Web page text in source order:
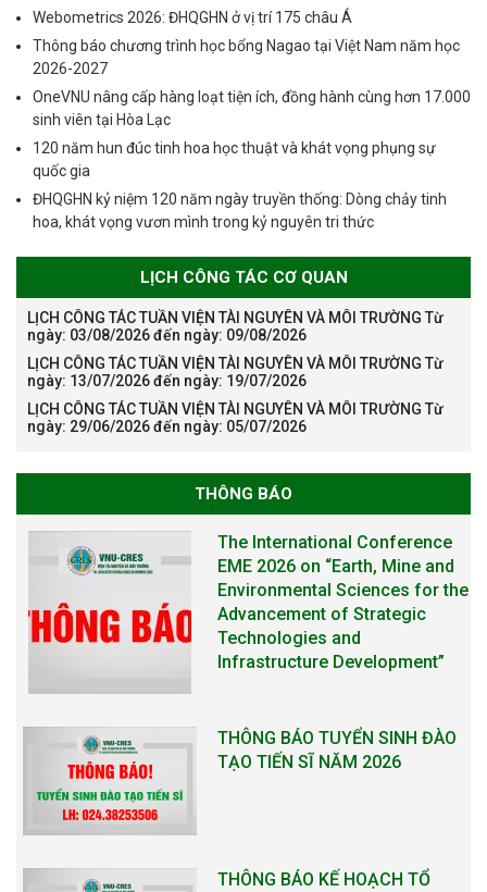
Webometrics 2026: ĐHQGHN ở vị trí 175 châu Á
Thông báo chương trình học bổng Nagao tại Việt Nam năm học
2026-2027
OneVNU nâng cấp hàng loạt tiện ích, đồng hành cùng hơn 17.000
sinh viên tại Hòa Lạc
120 năm hun đúc tinh hoa học thuật và khát vọng phụng sự
quốc gia
ĐHQGHN kỷ niệm 120 năm ngày truyền thống: Dòng chảy tinh
hoa, khát vọng vươn mình trong kỷ nguyên tri thức
LỊCH CÔNG TÁC CƠ QUAN
LỊCH CÔNG TÁC TUẦN VIỆN TÀI NGUYÊN VÀ MÔI TRƯỜNG Từ
ngày: 03/08/2026 đến ngày: 09/08/2026
LỊCH CÔNG TÁC TUẦN VIỆN TÀI NGUYÊN VÀ MÔI TRƯỜNG Từ
ngày: 13/07/2026 đến ngày: 19/07/2026
LỊCH CÔNG TÁC TUẦN VIỆN TÀI NGUYÊN VÀ MÔI TRƯỜNG Từ
ngày: 29/06/2026 đến ngày: 05/07/2026
THÔNG BÁO
The International Conference
EME 2026 on “Earth, Mine and
Environmental Sciences for the
Advancement of Strategic
Technologies and
Infrastructure Development”
THÔNG BÁO TUYỂN SINH ĐÀO
TẠO TIẾN SĨ NĂM 2026
THÔNG BÁO KẾ HOẠCH TỔ